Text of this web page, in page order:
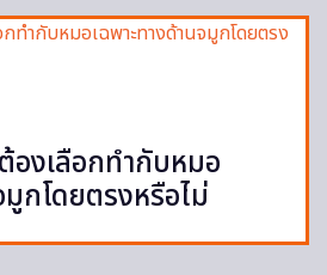
องเลือกทำกับหมอ
มูกโดยตรงหรือไม่